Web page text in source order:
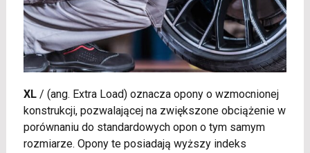
XL/ (ang. Extra Load) oznacza opony o wzmocnionej
konstrukcji, pozwalającej na zwiększone obciążenie w
porównaniu do standardowych opon o tym samym
rozmiarze. Opony te posiadają wyższy indeks